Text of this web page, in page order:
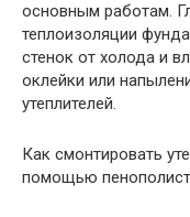
основным работам.
теплоизоляции
стенок от холода и
оклейки или
утеплителей.
Как смонтировать
помощью